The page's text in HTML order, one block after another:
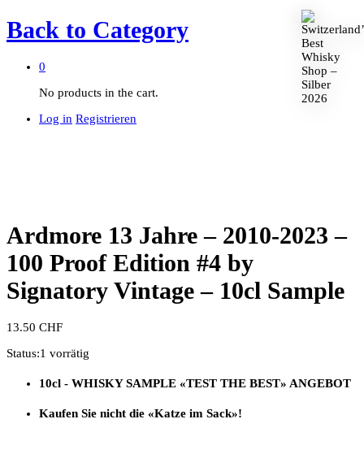
Back to Category
0
No products in the cart.
Log in Registrieren
Ardmore 13 Jahre – 2010-2023 –
100 Proof Edition #4 by
Signatory Vintage – 10cl Sample
13.50 CHF
Status:1 vorrätig
10cl - WHISKY SAMPLE «TEST THE BEST» ANGEBOT
Kaufen Sie nicht die «Katze im Sack»!